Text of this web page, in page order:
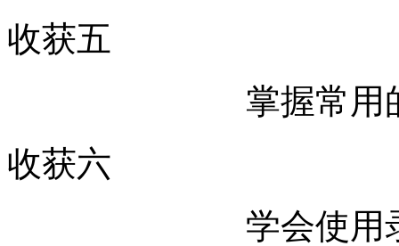
收获五
掌握常用
收获六
学会使用